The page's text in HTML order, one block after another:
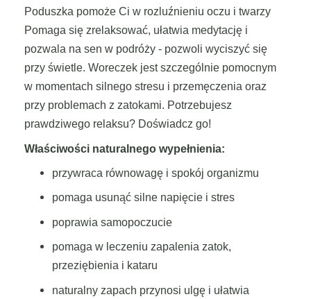
Poduszka pomoże Ci w rozluźnieniu oczu i twarzy
Pomaga się zrelaksować, ułatwia medytację i
pozwala na sen w podróży - pozwoli wyciszyć się
przy świetle. Woreczek jest szczególnie pomocnym
w momentach silnego stresu i przemęczenia oraz
przy problemach z zatokami. Potrzebujesz
prawdziwego relaksu? Doświadcz go!
Właściwości naturalnego wypełnienia:
przywraca równowagę i spokój organizmu
pomaga usunąć silne napięcie i stres
poprawia samopoczucie
pomaga w leczeniu zapalenia zatok,
przeziębienia i kataru
naturalny zapach przynosi ulgę i ułatwia